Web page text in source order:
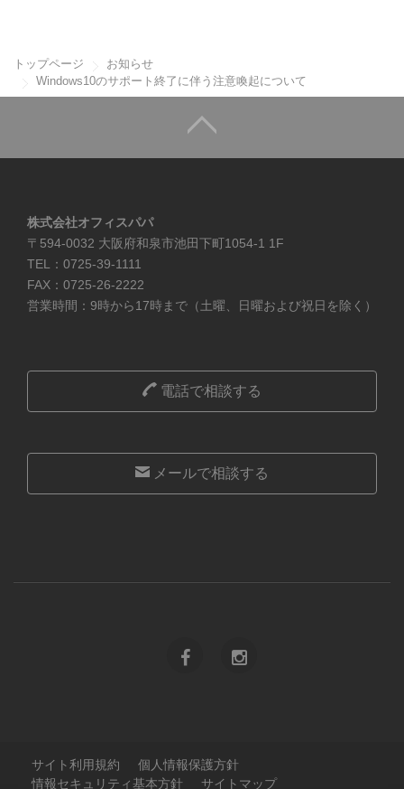
トップページ
お知らせ
Windows10のサポート終了に伴う注意喚起について
株式会社オフィスパパ
〒594-0032 大阪府和泉市池田下町1054-1 1F
TEL：0725-39-1111
FAX：0725-26-2222
営業時間：9時から17時まで（土曜、日曜および祝日を除く）
電話で相談する
メールで相談する
サイト利用規約
個人情報保護方針
情報セキュリティ基本方針
サイトマップ